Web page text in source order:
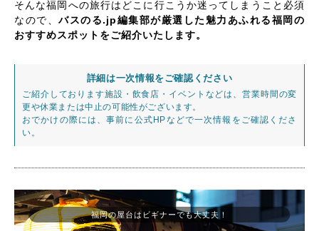
そんな福岡への旅行はどこに行こうか迷ってしまうこと必須
なので、バスのる.jp編集部が厳選した魅力あふれる福岡の
おすすめスポットをご紹介いたします。
詳細は一次情報をご確認ください
ご紹介しております施設・飲食店・イベントなどは、営業時間の変
更や休業または中止の可能性がございます。
おでかけの際には、事前に公式HPなどで一次情報をご確認くださ
い。
福岡の屋台はビギナーでも大丈夫！